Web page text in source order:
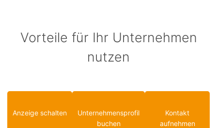
Vorteile für Ihr Unternehmen
nutzen
Anzeige schalten
Unternehmensprofil
buchen
Kontakt
aufnehmen